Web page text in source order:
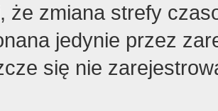
że zmiana strefy
jedynie przez
się nie